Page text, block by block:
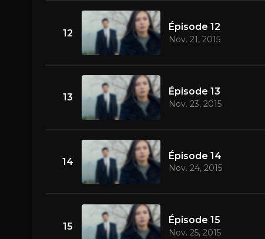
12
Épisode 12
Nov. 21, 2015
13
Épisode 13
Nov. 23, 2015
14
Épisode 14
Nov. 24, 2015
15
Épisode 15
Nov. 25, 2015